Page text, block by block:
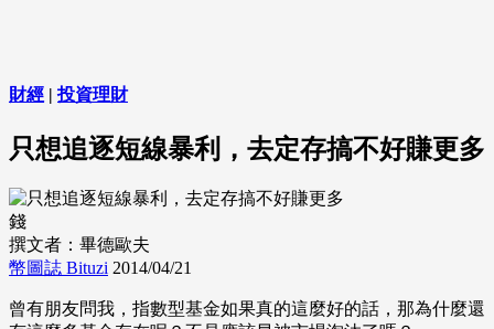
財經 | 投資理財
只想追逐短線暴利，去定存搞不好賺更多
錢
撰文者：畢德歐夫
幣圖誌 Bituzi 2014/04/21
曾有朋友問我，指數型基金如果真的這麼好的話，那為什麼還